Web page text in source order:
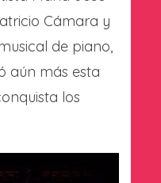
Cámara y
de piano,
aún más esta
los